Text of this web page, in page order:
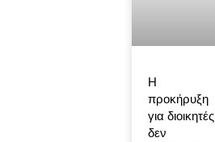
Η
προκήρυξη
για διοικητές
δεν